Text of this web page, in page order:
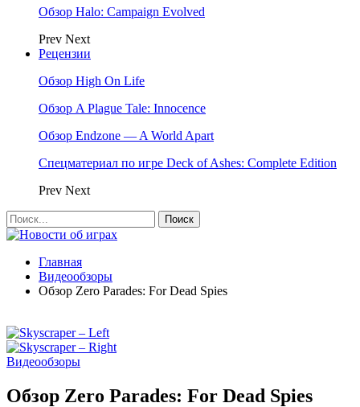
Обзор Halo: Campaign Evolved
Prev Next
Рецензии
Обзор High On Life
Обзор A Plague Tale: Innocence
Обзор Endzone — A World Apart
Спецматериал по игре Deck of Ashes: Complete Edition
Prev Next
Главная
Видеообзоры
Обзор Zero Parades: For Dead Spies
Видеообзоры
Обзор Zero Parades: For Dead Spies